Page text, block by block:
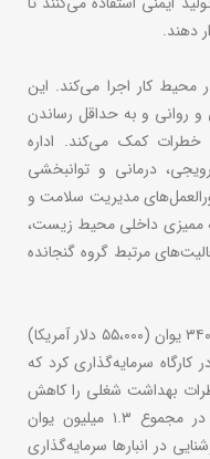
دهند.
محیط کار اجرا می‌کند. این
و روانی و به حداقل رساندن
کمک می‌کند. اداره
درمانی و توانبخشی
مدیریت سلامت و
ممیزی داخلی محیط زیست،
مرتبط گروه گنجانده
کارخانه جی تی در استان آنهویی مبلغ ۳۴۰،۰۰۰ یوان (۵۵،۰۰۰ دلار آمریکا)
در کارگاه سرمایه‌گذاری کرد که
بهداشت شغلی را کاهش
داد. کارخانه جی تی در استان فوجیان در مجموع ۱.۳ میلیون یوان
روشنایی در انبارها سرمایه‌گذاری